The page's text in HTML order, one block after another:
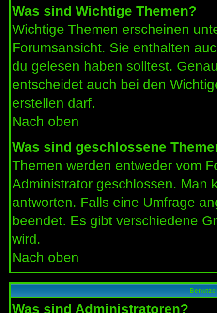
Was sind Wichtige Themen?
Wichtige Themen erscheinen
Forumsansicht. Sie enthalten
du gelesen haben solltest.
entscheidet auch bei den
erstellen darf.
Nach oben
Was sind geschlossene
Themen werden entweder vom
Administrator geschlossen. Man
antworten. Falls eine Umfrage
beendet. Es gibt verschiedene
wird.
Nach oben
Was sind Administratoren?